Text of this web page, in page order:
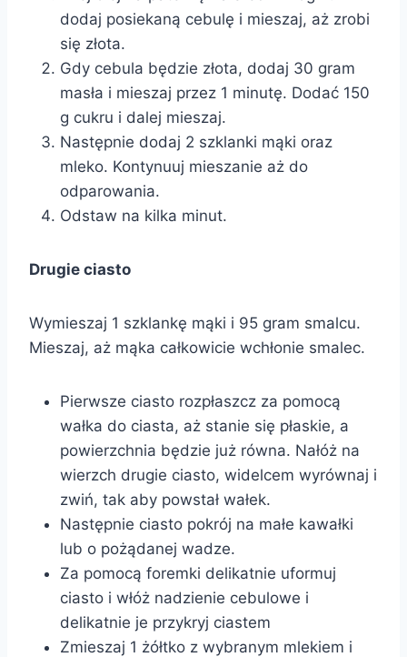
dodaj posiekaną cebulę i mieszaj, aż zrobi
się złota.
Gdy cebula będzie złota, dodaj 30 gram
masła i mieszaj przez 1 minutę. Dodać 150
g cukru i dalej mieszaj.
Następnie dodaj 2 szklanki mąki oraz
mleko. Kontynuuj mieszanie aż do
odparowania.
Odstaw na kilka minut.
Drugie ciasto
Wymieszaj 1 szklankę mąki i 95 gram smalcu.
Mieszaj, aż mąka całkowicie wchłonie smalec.
Pierwsze ciasto rozpłaszcz za pomocą
wałka do ciasta, aż stanie się płaskie, a
powierzchnia będzie już równa. Nałóż na
wierzch drugie ciasto, widelcem wyrównaj i
zwiń, tak aby powstał wałek.
Następnie ciasto pokrój na małe kawałki
lub o pożądanej wadze.
Za pomocą foremki delikatnie uformuj
ciasto i włóż nadzienie cebulowe i
delikatnie je przykryj ciastem
Zmieszaj 1 żółtko z wybranym mlekiem i